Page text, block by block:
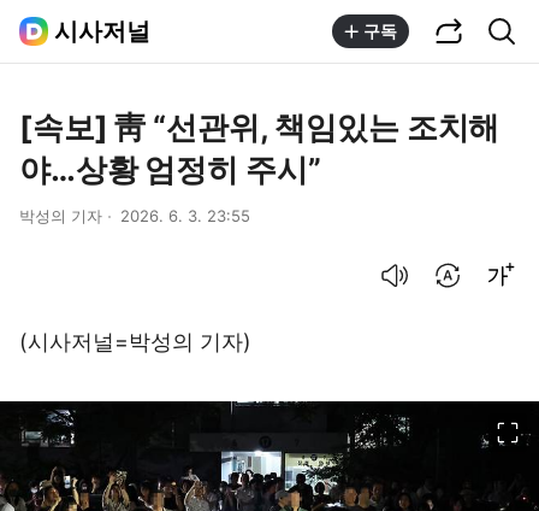
시사저널 구독
[속보] 靑 “선관위, 책임있는 조치해
야…상황 엄정히 주시”
박성의 기자 2026. 6. 3. 23:55
(시사저널=박성의 기자)